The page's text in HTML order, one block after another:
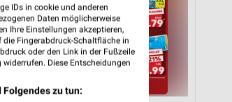
IDs in cookie und anderen
Daten möglicherweise
Ihre Einstellungen akzeptieren,
die Fingerabdruck-Schaltfläche in
oder den Link in der Fußzeile
Diese Entscheidungen
zu tun: